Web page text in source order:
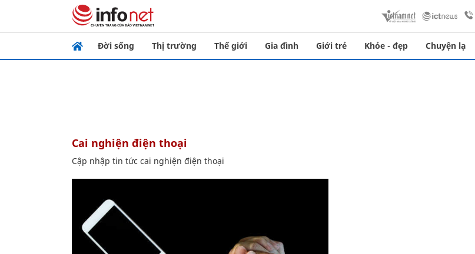
Đời sống Thị trường Thế giới Gia đình Giới trẻ Khỏe - đẹp Chuyện lạ
cai nghiện điện thoại
Cập nhập tin tức cai nghiện điện thoại